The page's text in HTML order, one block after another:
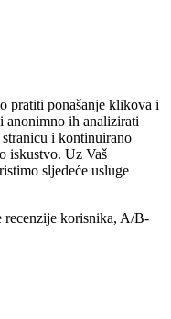
pratiti ponašanje klikova i
anonimno ih analizirati
i kontinuirano
iskustvo. Uz Vaš
sljedeće usluge
korisnika, A/B-